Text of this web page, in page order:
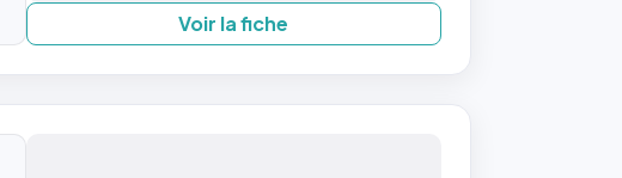
Voir la fiche